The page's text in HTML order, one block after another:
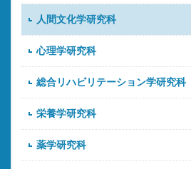
人間文化学研究科
心理学研究科
総合リハビリテーション学研究科
栄養学研究科
薬学研究科